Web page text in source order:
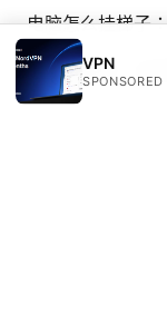
电脑怎么挂梯子
路由器翻墙：全
VPN
SPONSORED